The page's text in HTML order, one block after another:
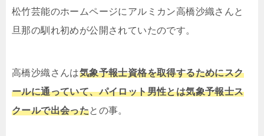
松竹芸能のホームページにアルミカン高橋沙織さんと
旦那の馴れ初めが公開されていたのです。
高橋沙織さんは気象予報士資格を取得するためにスク
ールに通っていて、パイロット男性とは気象予報士ス
クールで出会ったとの事。